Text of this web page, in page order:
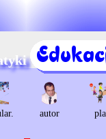
autor